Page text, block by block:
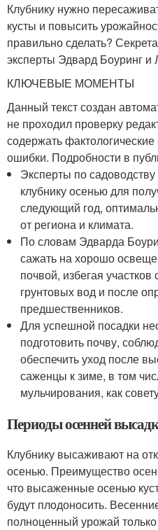
Клубнику нужно
кусты и повысить
правильно сделать?
эксперты Эдвард Боуринг и
КЛЮЧЕВЫЕ МОМЕНТЫ
Данный текст создан
не проходил проверку
содержать
ошибки. Подробности в
Эксперты по
клубнику осенью для
следующий год,
от региона и климата.
По словам Эдварда
сажать на хорошо
почвой, избегая
грунтовых вод и после
предшественников.
Для успешной посадки
подготовить почву,
обеспечить уход после
саженцы к зиме, в том
мульчирования, как
Периоды осенней
Клубнику высаживают на
осенью. Преимущество
что высаженные осенью
будут плодоносить.
полноценный урожай только